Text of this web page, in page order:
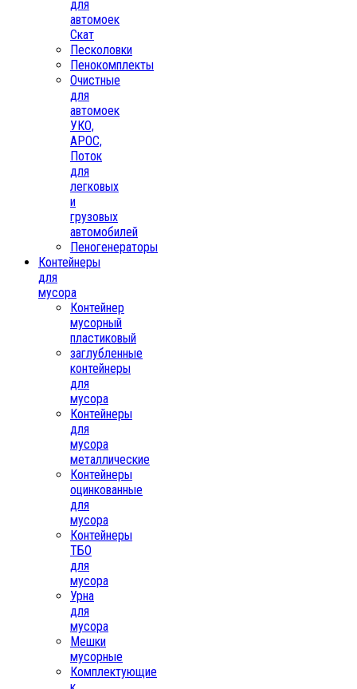
для
автомоек
Скат
Песколовки
Пенокомплекты
Очистные
для
автомоек
УКО,
АРОС,
Поток
для
легковых
и
грузовых
автомобилей
Пеногенераторы
Контейнеры
для
мусора
Контейнер
мусорный
пластиковый
заглубленные
контейнеры
для
мусора
Контейнеры
для
мусора
металлические
Контейнеры
оцинкованные
для
мусора
Контейнеры
ТБО
для
мусора
Урна
для
мусора
Мешки
мусорные
Комплектующие